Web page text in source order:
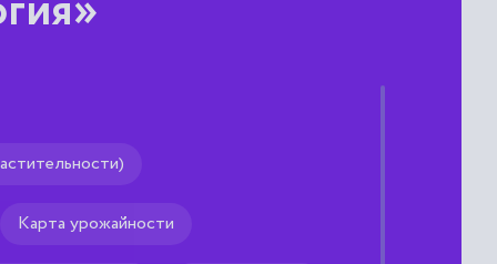
приходящееся на
случаев с заданным
Карта урожайности